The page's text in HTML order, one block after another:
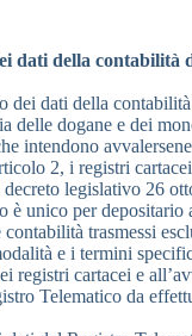
dati della contabilità
dei dati della
delle dogane e dei
intendono
2, i registri
legislativo 26
è unico per depositario
trasmessi
e i termini
registri cartacei e
Telematico da